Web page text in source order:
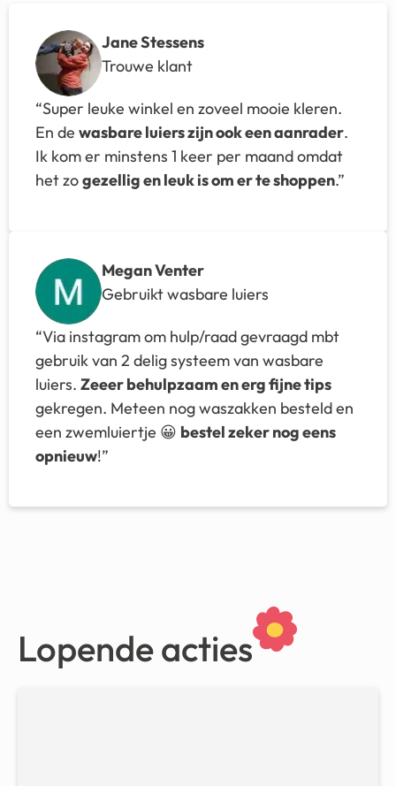
Jane Stessens
Trouwe klant
“Super leuke winkel en zoveel mooie kleren.
En de wasbare luiers zijn ook een aanrader.
Ik kom er minstens 1 keer per maand omdat
het zogezellig en leuk is om er te shoppen.”
Megan Venter
Gebruikt wasbare luiers
“Via instagram om hulp/raad gevraagd mbt
gebruik van 2 delig systeem van wasbare
luiers. Zeeer behulpzaam en erg fijne tips
gekregen. Meteen nog waszakken besteld en
een zwemluiertje 😀 bestel zeker nog eens
opnieuw!”
Lopende acties